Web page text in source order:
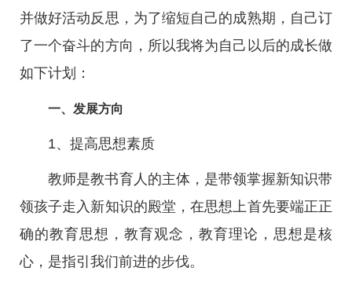
并做好活动反思，为了缩短自己的成熟期，自己订
了一个奋斗的方向，所以我将为自己以后的成长做
如下计划：
一、发展方向
1、提高思想素质
教师是教书育人的主体，是带领掌握新知识带
领孩子走入新知识的殿堂，在思想上首先要端正正
确的教育思想，教育观念，教育理论，思想是核
心，是指引我们前进的步伐。